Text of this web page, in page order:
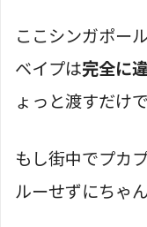
ここシンガポー
ベイプは完全に
ょっと渡すだけ
もし街中でプカ
ルーせずにちゃ